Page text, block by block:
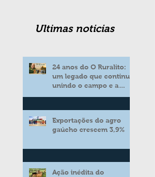
Ultimas noticias
24 anos do O Ruralito:
um legado que continua
unindo o campo e a
Exportações do agro
gaúcho crescem 3,9%
Ação inédita do